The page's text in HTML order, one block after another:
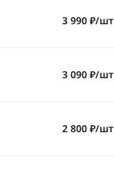
3 990 ₽/шт
3 090 ₽/шт
2 800 ₽/шт